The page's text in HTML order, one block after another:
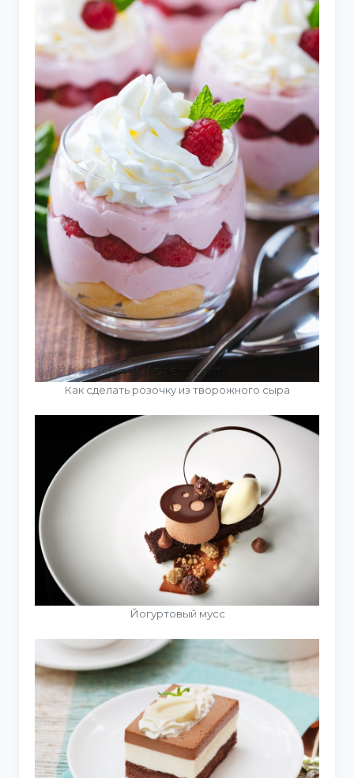
Как сделать розочку из творожного сыра
Йогуртовый мусс